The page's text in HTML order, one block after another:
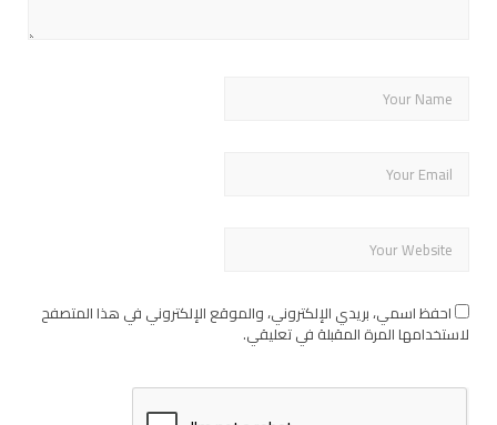
احفظ اسمي، بريدي الإلكتروني، والموقع الإلكتروني في هذا المتصفح
لاستخدامها المرة المقبلة في تعليقي.